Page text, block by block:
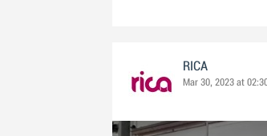
RICA
Mar 30, 2023 at